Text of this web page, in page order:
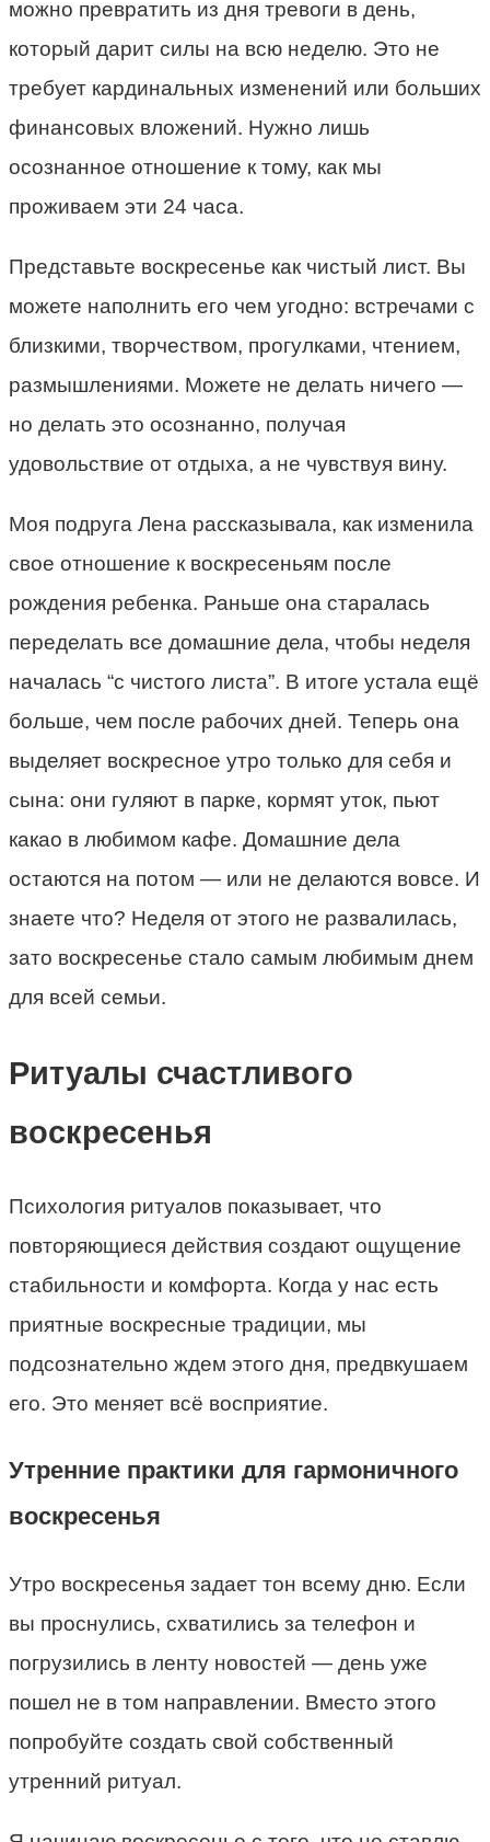
можно превратить из дня тревоги в день,
который дарит силы на всю неделю. Это не
требует кардинальных изменений или больших
финансовых вложений. Нужно лишь
осознанное отношение к тому, как мы
проживаем эти 24 часа.
Представьте воскресенье как чистый лист. Вы
можете наполнить его чем угодно: встречами с
близкими, творчеством, прогулками, чтением,
размышлениями. Можете не делать ничего —
но делать это осознанно, получая
удовольствие от отдыха, а не чувствуя вину.
Моя подруга Лена рассказывала, как изменила
свое отношение к воскресеньям после
рождения ребенка. Раньше она старалась
переделать все домашние дела, чтобы неделя
началась “с чистого листа”. В итоге устала ещё
больше, чем после рабочих дней. Теперь она
выделяет воскресное утро только для себя и
сына: они гуляют в парке, кормят уток, пьют
какао в любимом кафе. Домашние дела
остаются на потом — или не делаются вовсе. И
знаете что? Неделя от этого не развалилась,
зато воскресенье стало самым любимым днем
для всей семьи.
Ритуалы счастливого
воскресенья
Психология ритуалов показывает, что
повторяющиеся действия создают ощущение
стабильности и комфорта. Когда у нас есть
приятные воскресные традиции, мы
подсознательно ждем этого дня, предвкушаем
его. Это меняет всё восприятие.
Утренние практики для гармоничного
воскресенья
Утро воскресенья задает тон всему дню. Если
вы проснулись, схватились за телефон и
погрузились в ленту новостей — день уже
пошел не в том направлении. Вместо этого
попробуйте создать свой собственный
утренний ритуал.